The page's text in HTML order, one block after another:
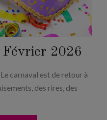
2026
carnaval est de retour à
des rires, des